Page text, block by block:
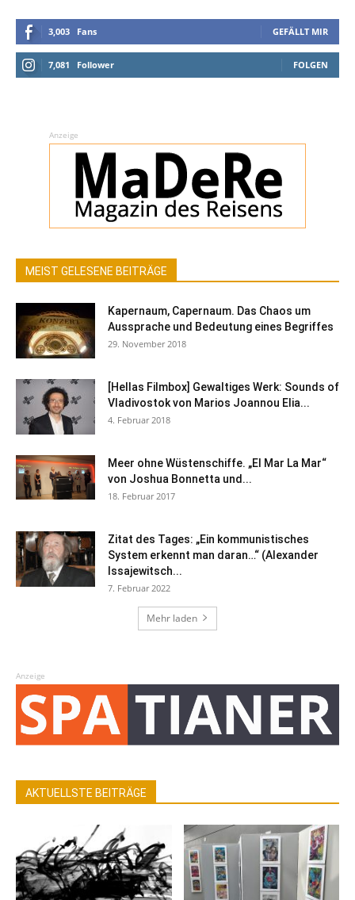
3,003 Fans GEFÄLLT MIR
7,081 Follower FOLGEN
Anzeige
MEIST GELESENE BEITRÄGE
Kapernaum, Capernaum. Das Chaos um
Aussprache und Bedeutung eines Begriffes
29. November 2018
[Hellas Filmbox] Gewaltiges Werk: Sounds of
Vladivostok von Marios Joannou Elia...
4. Februar 2018
Meer ohne Wüstenschiffe. „El Mar La Mar“
von Joshua Bonnetta und...
18. Februar 2017
Zitat des Tages: „Ein kommunistisches
System erkennt man daran…“ (Alexander
Issajewitsch...
7. Februar 2022
Mehr laden
Anzeige
AKTUELLSTE BEITRÄGE